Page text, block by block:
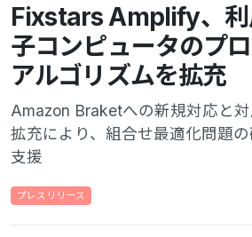
Fixstars Amplify、利
子コンピュータのプ
アルゴリズムを拡充
Amazon Braketへの新規対応と
拡充により、組合せ最適化問題
支援
プレスリリース